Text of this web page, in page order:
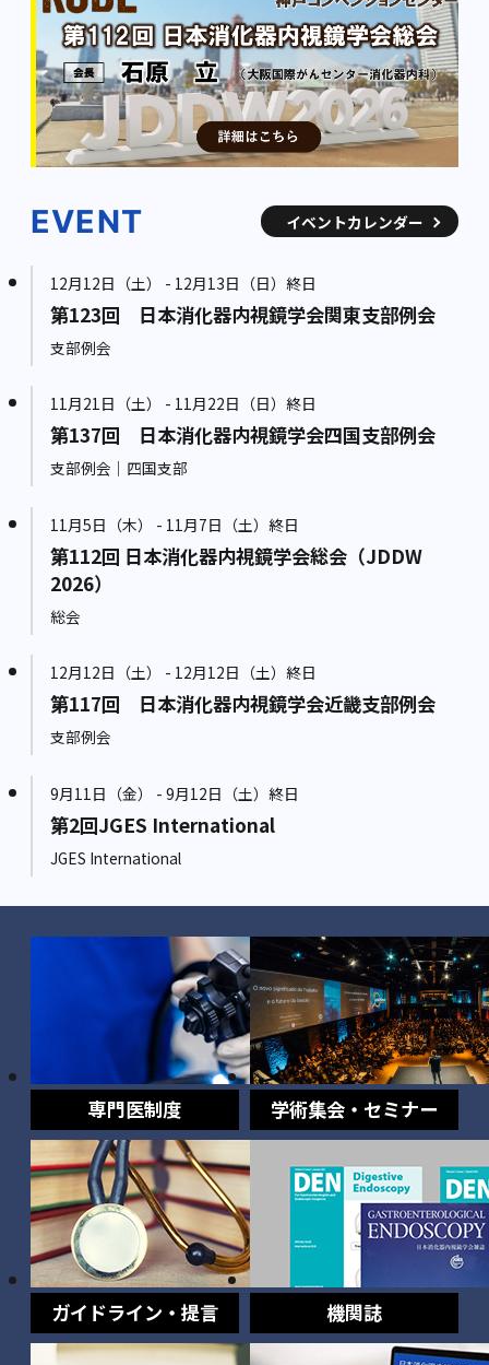
EVENT イベントカレンダー
12月12日（土） - 12月13日（日）終日
第123回 日本消化器内視鏡学会関東支部例会
支部例会
11月21日（土） - 11月22日（日）終日
第137回 日本消化器内視鏡学会四国支部例会
支部例会｜四国支部
11月5日（木） - 11月7日（土）終日
第112回 日本消化器内視鏡学会総会（JDDW
2026）
総会
12月12日（土） - 12月12日（土）終日
第117回 日本消化器内視鏡学会近畿支部例会
支部例会
9月11日（金） - 9月12日（土）終日
第2回JGES International
JGES International
専門医制度 学術集会・セミナー
ガイドライン・提言 機関誌